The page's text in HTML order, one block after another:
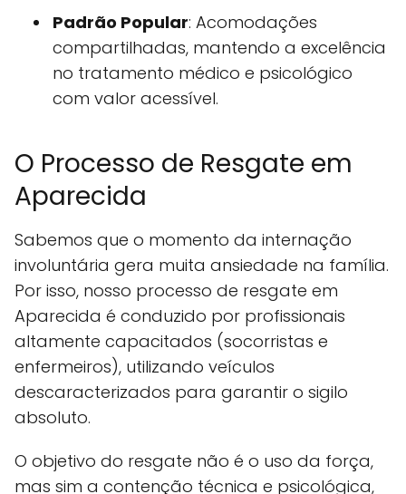
Padrão Popular: Acomodações
compartilhadas, mantendo a excelência
no tratamento médico e psicológico
com valor acessível.
O Processo de Resgate em
Aparecida
Sabemos que o momento da internação
involuntária gera muita ansiedade na família.
Por isso, nosso processo de resgate em
Aparecida é conduzido por profissionais
altamente capacitados (socorristas e
enfermeiros), utilizando veículos
descaracterizados para garantir o sigilo
absoluto.
O objetivo do resgate não é o uso da força,
mas sim a contenção técnica e psicológica,